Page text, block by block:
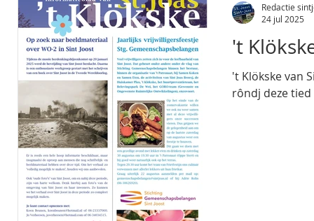
't
't Klökske van
rôndj deze tied
Redactie
24 jul 2025